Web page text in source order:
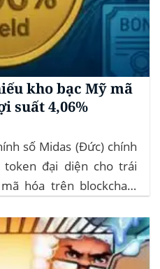
kho bạc Mỹ mã
suất 4,06%
số Midas (Đức) chính
đại diện cho trái
hóa trên blockchain
tối thiểu. mTBILL được